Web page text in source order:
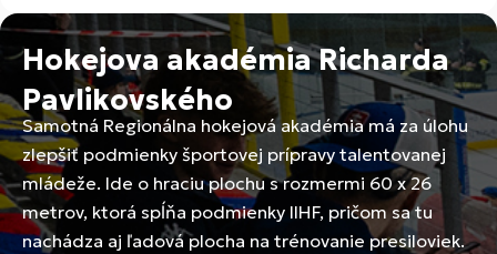
Hokejova akadémia Richarda
Pavlikovského
Samotná Regionálna hokejová akadémia má za úlohu
zlepšiť podmienky športovej prípravy talentovanej
mládeže. Ide o hraciu plochu s rozmermi 60 x 26
metrov, ktorá spĺňa podmienky IIHF, pričom sa tu
nachádza aj ľadová plocha na trénovanie presiloviek.